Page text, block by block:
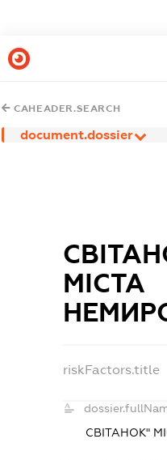
CAHEADER.SEARCH
document.dossier
МІСТА
riskFactors.title
СВІТАНОК"